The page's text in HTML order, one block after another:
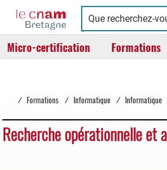
Cnam
Bretagne
Conservatoire
national
des
arts
Micro-certification Formations
/ Formations / Informatique / Informatique
Recherche opérationnelle et